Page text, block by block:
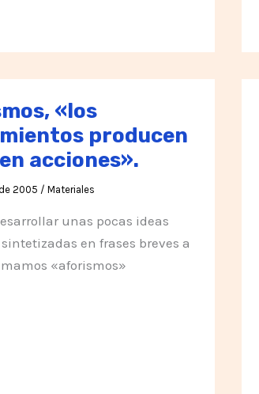
«los
producen
acciones».
2005 / Materiales
unas pocas ideas
en frases breves a
«aforismos»